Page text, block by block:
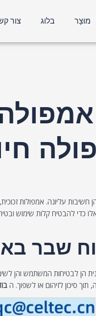
מוּצָר בלוג צור
עליונה. אמפולות
כדי להבטיח קלות שימוש
שבר
הן לבטיחות המשתמש והן
סיכון לזיהום או לשפוך. ה